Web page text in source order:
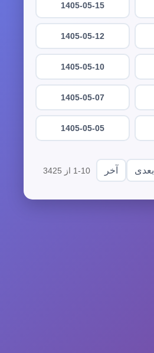
1405-05-15
1405-05-12
1405-05-10
1405-05-07
1405-05-05
بعدی آخر 1-10 از 3425